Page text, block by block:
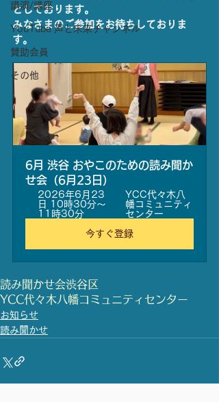
講演/講座
YouTube 声と未来チャンネル
賛助会員
その他
としております。
みなさまのご参加をお待ちしておりま
す。
6月 渋谷 おやこのための読み聞か
せ会（6月23日）
2026年6月23
日 10時30分～
11時30分
YCC代々木八
幡コミュニティ
センター
今すぐ登録
読み聞かせ会渋谷区
YCC代々木八幡コミュニティセンター
お知らせ
読み聞かせ